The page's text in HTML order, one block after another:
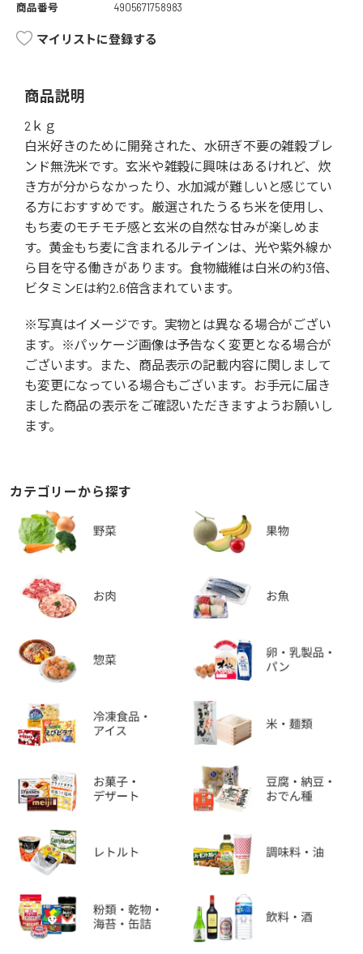
商品番号
4905671758983
マイリストに登録する
商品説明
2ｋｇ
白米好きのために開発された、水研ぎ不要の雑穀ブレ
ンド無洗米です。玄米や雑穀に興味はあるけれど、炊
き方が分からなかったり、水加減が難しいと感じてい
る方におすすめです。厳選されたうるち米を使用し、
もち麦のモチモチ感と玄米の自然な甘みが楽しめま
す。黄金もち麦に含まれるルテインは、光や紫外線か
ら目を守る働きがあります。食物繊維は白米の約3倍、
ビタミンEは約2.6倍含まれています。
※写真はイメージです。実物とは異なる場合がござい
ます。※パッケージ画像は予告なく変更となる場合が
ございます。また、商品表示の記載内容に関しまして
も変更になっている場合もございます。お手元に届き
ました商品の表示をご確認いただきますようお願いし
ます。
カテゴリーから探す